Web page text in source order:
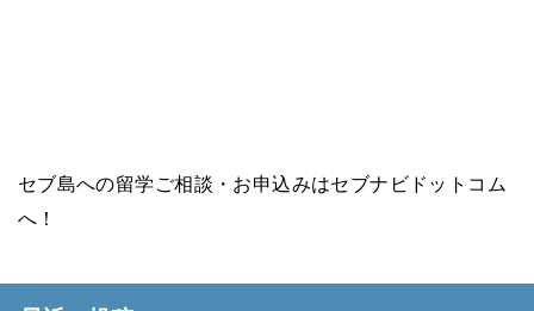
セブ島への留学ご相談・お申込みはセブナビドットコム
へ！